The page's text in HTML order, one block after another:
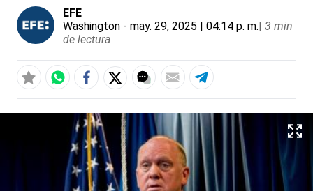
EFE
Washington - may. 29, 2025 | 04:14 p. m.| 3 min
de lectura